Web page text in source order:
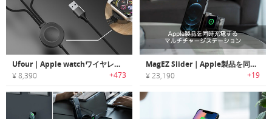
Ufour｜Apple watchワイヤレスパッド搭載4-in-1チャージングケーブル「ユーフォー」
¥ 8,390 +473
MagEZ Slider｜Apple製品を同時充電するマルチチャージステーション「マグイージースライダー」
¥ 23,190 +19